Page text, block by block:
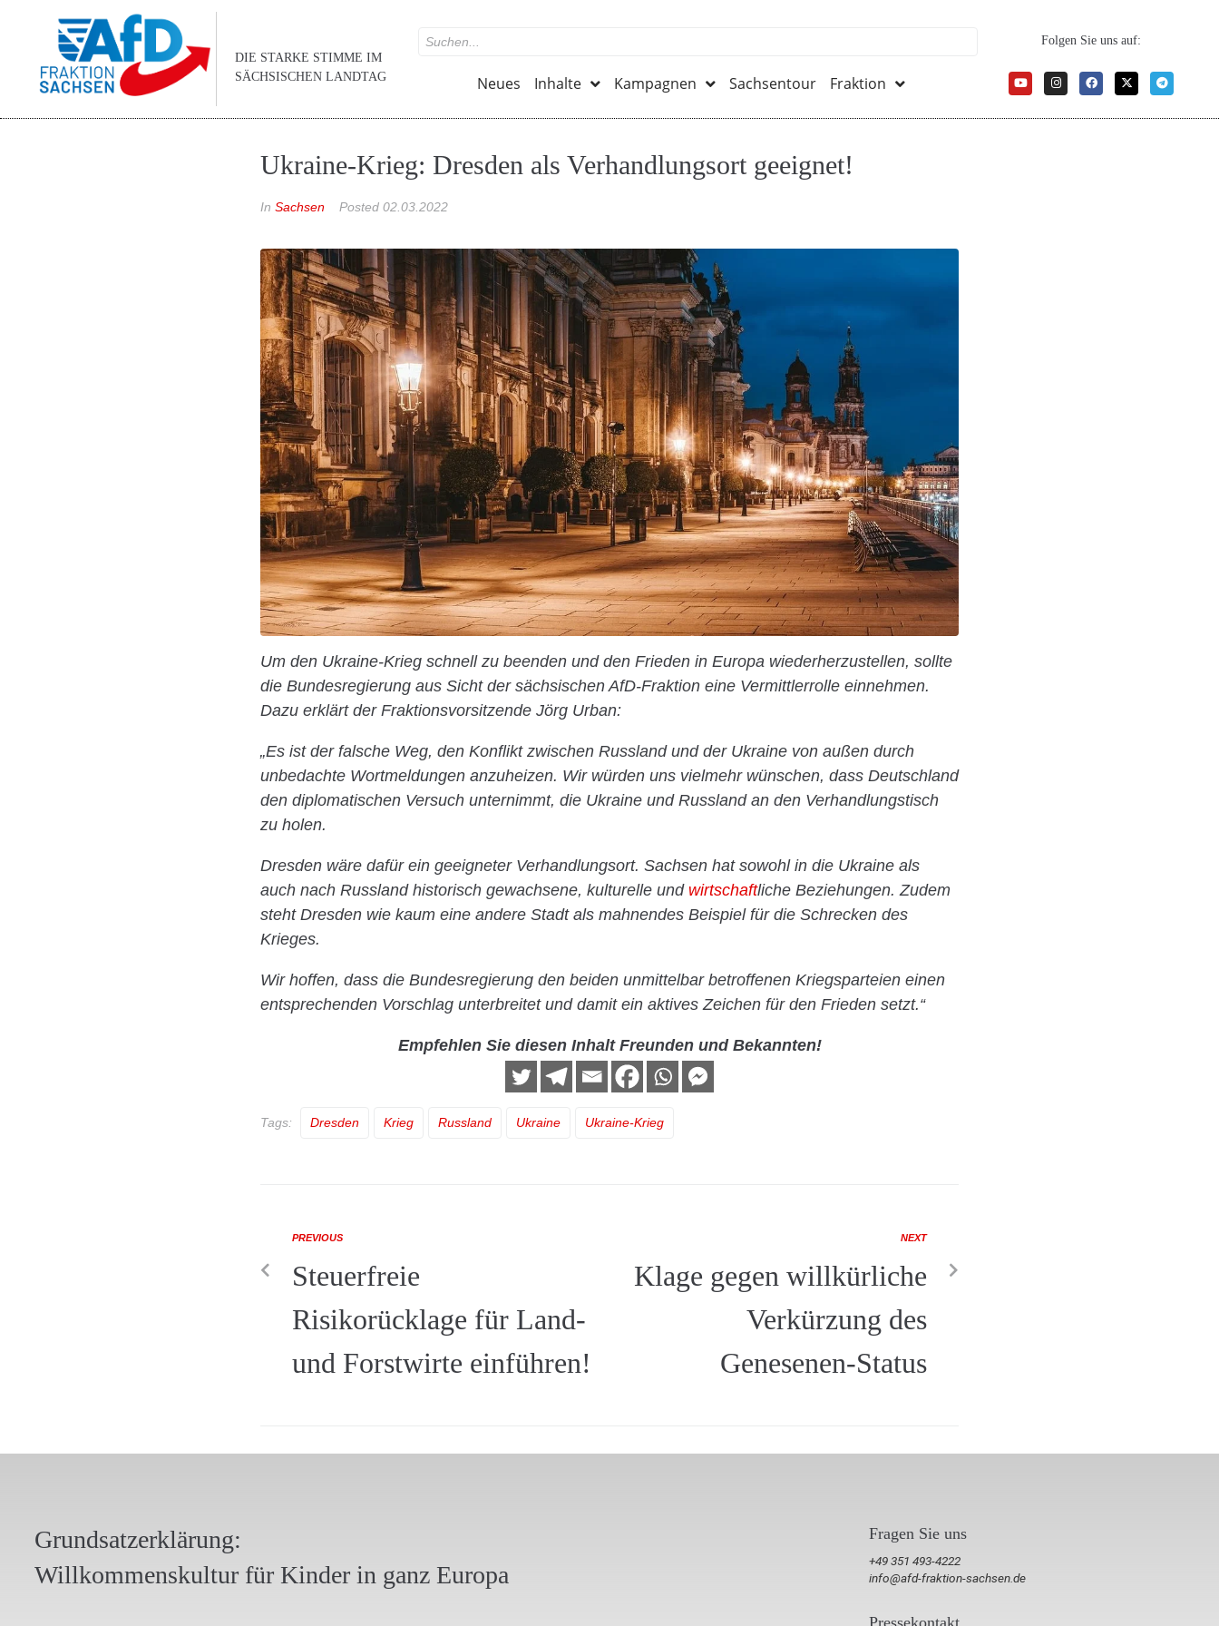
DIE STARKE STIMME IM
SÄCHSISCHEN LANDTAG
Neues Inhalte Kampagnen Sachsentour Fraktion
Folgen Sie uns auf:
Ukraine-Krieg: Dresden als Verhandlungsort geeignet!
In Sachsen Posted 02.03.2022
Um den Ukraine-Krieg schnell zu beenden und den Frieden in Europa wiederherzustellen, sollte
die Bundesregierung aus Sicht der sächsischen AfD-Fraktion eine Vermittlerrolle einnehmen.
Dazu erklärt der Fraktionsvorsitzende Jörg Urban:
„Es ist der falsche Weg, den Konflikt zwischen Russland und der Ukraine von außen durch
unbedachte Wortmeldungen anzuheizen. Wir würden uns vielmehr wünschen, dass Deutschland
den diplomatischen Versuch unternimmt, die Ukraine und Russland an den Verhandlungstisch
zu holen.
Dresden wäre dafür ein geeigneter Verhandlungsort. Sachsen hat sowohl in die Ukraine als
auch nach Russland historisch gewachsene, kulturelle und wirtschaftliche Beziehungen. Zudem
steht Dresden wie kaum eine andere Stadt als mahnendes Beispiel für die Schrecken des
Krieges.
Wir hoffen, dass die Bundesregierung den beiden unmittelbar betroffenen Kriegsparteien einen
entsprechenden Vorschlag unterbreitet und damit ein aktives Zeichen für den Frieden setzt.“
Empfehlen Sie diesen Inhalt Freunden und Bekannten!
Tags: Dresden Krieg Russland Ukraine Ukraine-Krieg
PREVIOUS
Steuerfreie
Risikorücklage für Land-
und Forstwirte einführen!
NEXT
Klage gegen willkürliche
Verkürzung des
Genesenen-Status
Grundsatzerklärung:
Willkommenskultur für Kinder in ganz Europa
Fragen Sie uns
+49 351 493-4222
info@afd-fraktion-sachsen.de